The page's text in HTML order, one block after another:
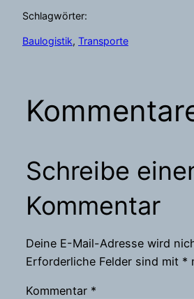
Schlagwörter:
Baulogistik, Transporte
Schreibe
Kommentar
Deine E-Mail-Adresse wird
Erforderliche Felder sind mit *
Kommentar *